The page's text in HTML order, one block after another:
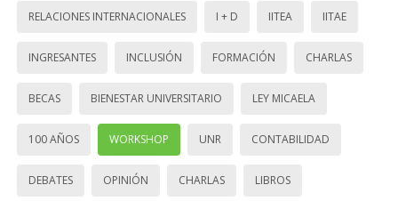
RELACIONES INTERNACIONALES I + D IITEA IITAE
INGRESANTES INCLUSIÓN FORMACIÓN CHARLAS
BECAS BIENESTAR UNIVERSITARIO LEY MICAELA
100 AÑOS WORKSHOP UNR CONTABILIDAD
DEBATES OPINIÓN CHARLAS LIBROS